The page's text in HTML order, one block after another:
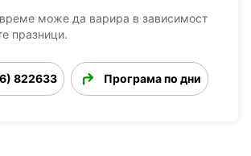
може да варира в зависимост
празници.
822633 Програма по дни